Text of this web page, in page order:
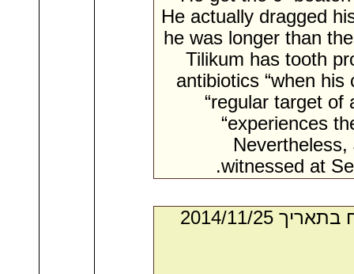
He actually dragged
he was longer than
Tilikum has tooth
antibiotics “when
“regular target of
“experiences
witnessed at
- מאת:‏ Aaron*. ‏ נשלח בתאריך ‏25/‏11/‏2014